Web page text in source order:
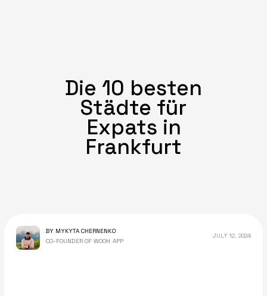
Die 10 besten
Städte für
Expats in
Frankfurt
BY MYKYTA CHERNENKO
CO-FOUNDER OF WOOH APP
JULY 12, 2024